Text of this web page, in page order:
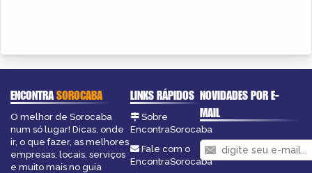
ENCONTRASOROCABA
O melhor de Sorocaba
num só lugar! Dicas, onde
ir, o que fazer, as melhores
empresas, locais, serviços
e muito mais no guia
LINKS RÁPIDOS
Sobre
EncontraSorocaba
Fale com o
EncontraSorocaba
NOVIDADES POR E-
MAIL